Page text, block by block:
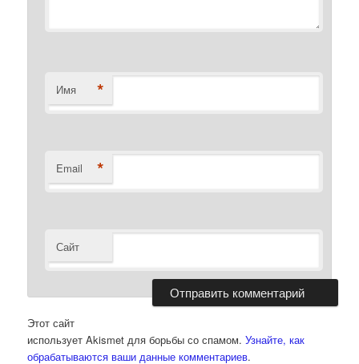
Имя *
Email *
Сайт
Этот сайт
использует Akismet для борьбы со спамом.Узнайте, как
обрабатываются ваши данные комментариев.